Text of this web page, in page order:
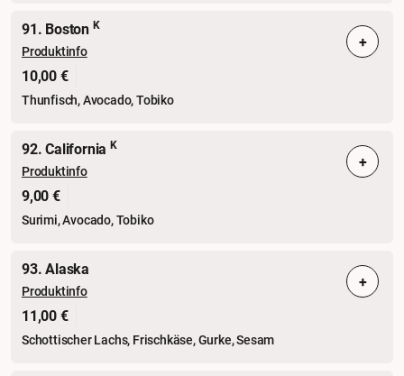
91. Boston K
Produktinfo
10,00 €
Thunfisch, Avocado, Tobiko
+
92. California K
Produktinfo
9,00 €
Surimi, Avocado, Tobiko
+
93. Alaska
Produktinfo
11,00 €
Schottischer Lachs, Frischkäse, Gurke, Sesam
+